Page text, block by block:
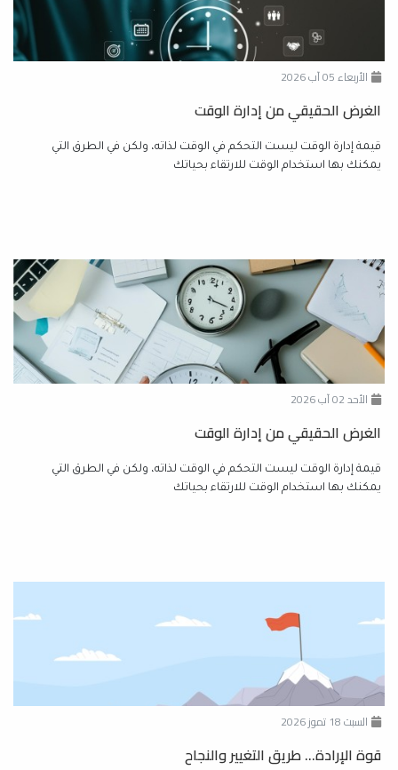
الأربعاء 05 آب 2026
الغرض الحقيقي من إدارة الوقت
قيمة إدارة الوقت ليست التحكم في الوقت لذاته، ولكن في الطرق التي
يمكنك بها استخدام الوقت للارتقاء بحياتك
الأحد 02 آب 2026
الغرض الحقيقي من إدارة الوقت
قيمة إدارة الوقت ليست التحكم في الوقت لذاته، ولكن في الطرق التي
يمكنك بها استخدام الوقت للارتقاء بحياتك
السبت 18 تموز 2026
قوة الإرادة... طريق التغيير والنجاح